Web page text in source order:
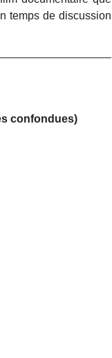
temps de discussion
confondues)